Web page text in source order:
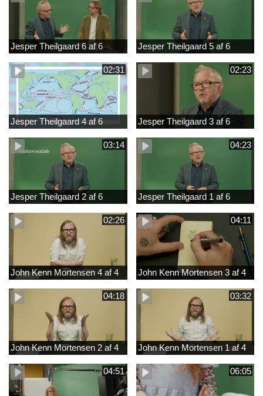
Jesper Theilgaard 6 af 6 Jesper Theilgaard 5 af 6
02:31
Jesper Theilgaard 4 af 6
02:23
Jesper Theilgaard 3 af 6
03:14
Jesper Theilgaard 2 af 6
04:23
Jesper Theilgaard 1 af 6
02:26
John Kenn Mortensen 4 af 4
04:11
John Kenn Mortensen 3 af 4
04:18
John Kenn Mortensen 2 af 4
03:32
John Kenn Mortensen 1 af 4
04:51 06:05